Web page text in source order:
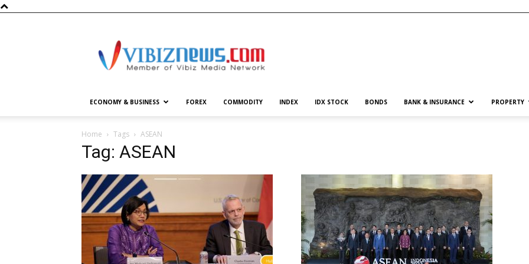
ECONOMY & BUSINESS FOREX COMMODITY INDEX IDX STOCK BONDS BANK & INSURANCE PROPERTY
Home Tags ASEAN
Tag: ASEAN